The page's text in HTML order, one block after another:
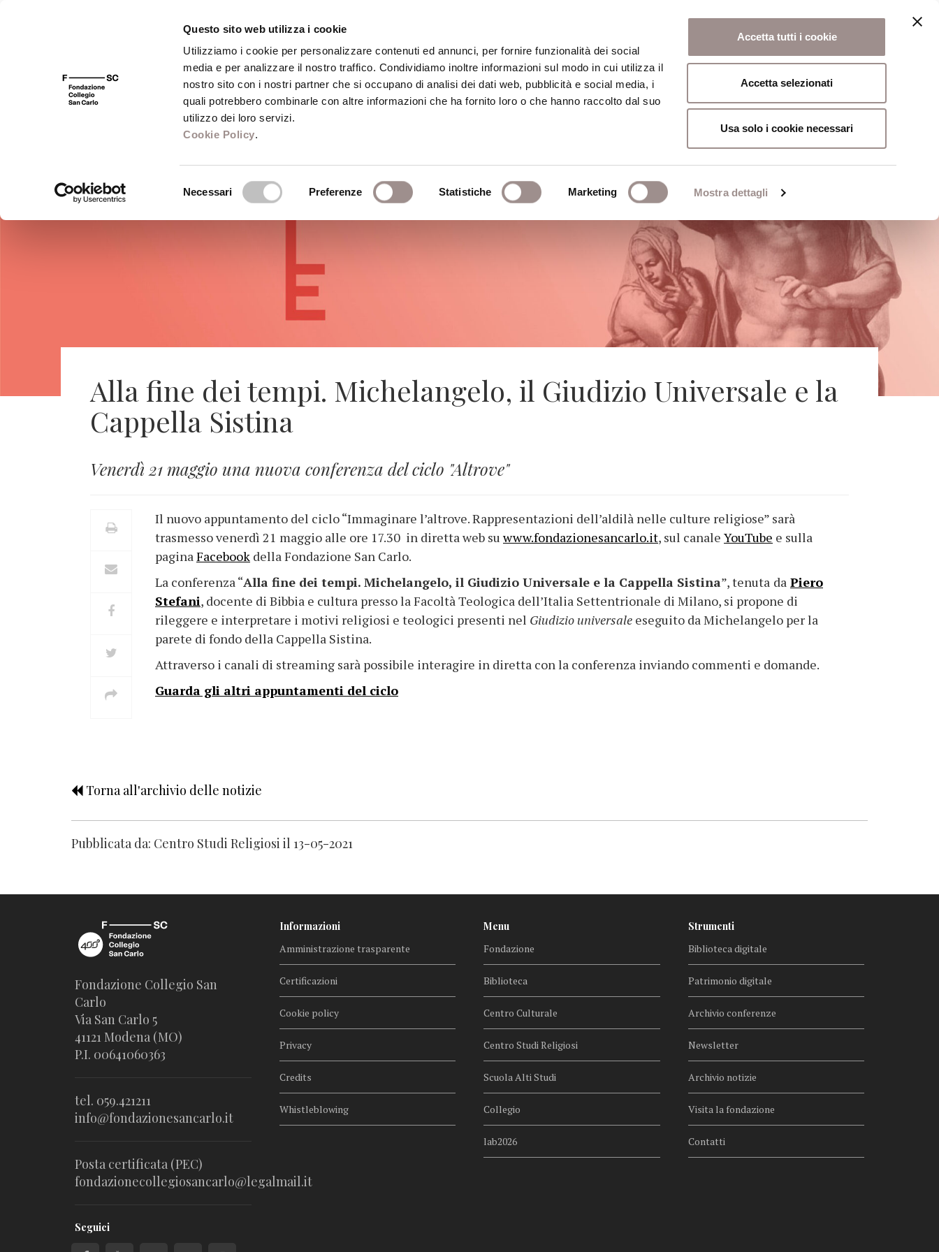
Questo sito web utilizza i cookie
Utilizziamo i cookie per personalizzare contenuti ed annunci, per fornire funzionalità dei social
media e per analizzare il nostro traffico. Condividiamo inoltre informazioni sul modo in cui utilizza il
nostro sito con i nostri partner che si occupano di analisi dei dati web, pubblicità e social media, i
quali potrebbero combinarle con altre informazioni che ha fornito loro o che hanno raccolto dal suo
utilizzo dei loro servizi.
Cookie Policy.
Necessari Preferenze Statistiche Marketing Mostra dettagli
Accetta tutti i cookie
Accetta selezionati
Usa solo i cookie necessari
FSC 400 Fondazione Biblioteca Centro Culturale Centro Studi Religiosi Scuola Alti Studi
Alla fine dei tempi. Michelangelo, il Giudizio Universale e la
Cappella Sistina
Venerdì 21 maggio una nuova conferenza del ciclo "Altrove"
Il nuovo appuntamento del ciclo “Immaginare l’altrove. Rappresentazioni dell’aldilà nelle culture religiose” sarà
trasmesso venerdì 21 maggio alle ore 17.30 in diretta web suwww.fondazionesancarlo.it, sul canale YouTube e sulla
paginaFacebook della Fondazione San Carlo.
La conferenza “Alla fine dei tempi. Michelangelo, il Giudizio Universale e la Cappella Sistina”, tenuta da Piero
Stefani, docente di Bibbia e cultura presso la Facoltà Teologica dell’Italia Settentrionale di Milano, si propone di
rileggere e interpretare i motivi religiosi e teologici presenti nel Giudizio universale eseguito da Michelangelo per la
parete di fondo della Cappella Sistina.
Attraverso i canali di streaming sarà possibile interagire in diretta con la conferenza inviando commenti e domande.
Guarda gli altri appuntamenti del ciclo
Torna all'archivio delle notizie
Pubblicata da: Centro Studi Religiosi il 13-05-2021
Fondazione Collegio San
Carlo
Via San Carlo 5
41121 Modena (MO)
P.I. 00641060363
tel. 059.421211
info@fondazionesancarlo.it
Posta certificata (PEC)
fondazionecollegiosancarlo@legalmail.it
Seguici
Informazioni
Amministrazione trasparente
Certificazioni
Cookie policy
Privacy
Credits
Whistleblowing
Menu
Fondazione
Biblioteca
Centro Culturale
Centro Studi Religiosi
Scuola Alti Studi
Collegio
lab2026
Strumenti
Biblioteca digitale
Patrimonio digitale
Archivio conferenze
Newsletter
Archivio notizie
Visita la fondazione
Contatti